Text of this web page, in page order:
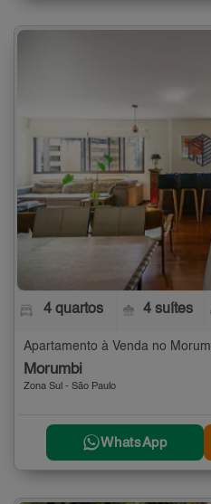
4 quartos 4 suítes
Apartamento à Venda no
Morumbi
Zona Sul - São Paulo
WhatsApp